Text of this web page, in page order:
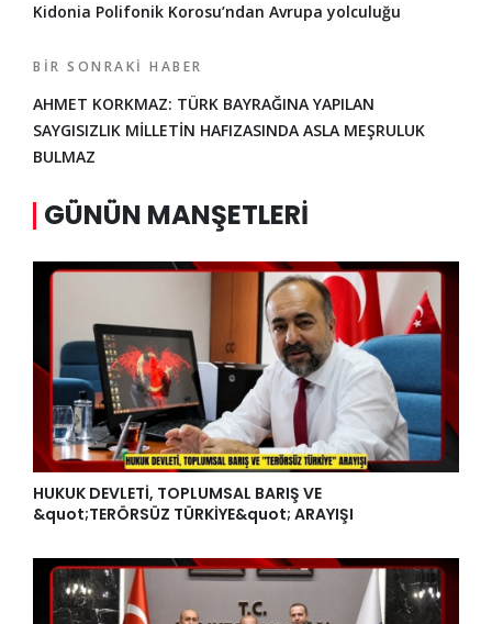
Kidonia Polifonik Korosu’ndan Avrupa yolculuğu
BIR SONRAKI HABER
AHMET KORKMAZ: TÜRK BAYRAĞINA YAPILAN
SAYGISIZLIK MİLLETİN HAFIZASINDA ASLA MEŞRULUK
BULMAZ
GÜNÜN MANŞETLERI
HUKUK DEVLETİ, TOPLUMSAL BARIŞ VE
&quot;TERÖRSÜZ TÜRKİYE&quot; ARAYIŞI